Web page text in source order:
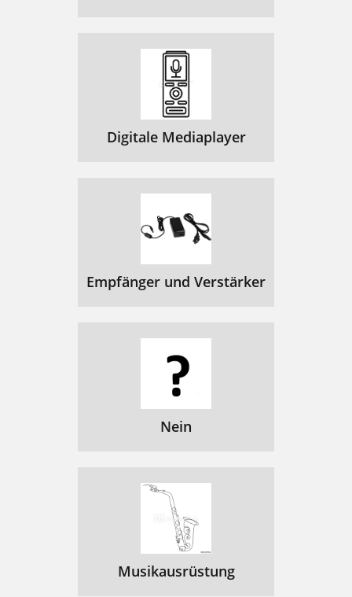
Digitale Mediaplayer
Empfänger und Verstärker
Nein
Musikausrüstung